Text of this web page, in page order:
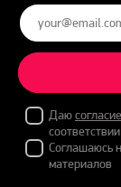
Даю
Соглашаюсь
материалов